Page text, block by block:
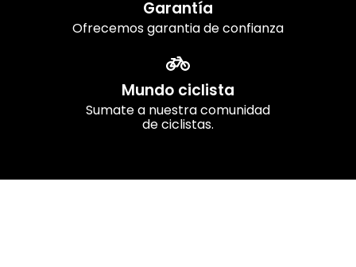
Garantía
Ofrecemos garantia de confianza
Mundo ciclista
Sumate a nuestra comunidad
de ciclistas.